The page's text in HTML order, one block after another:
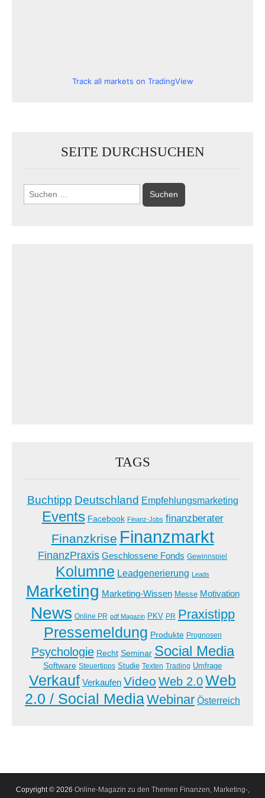
Track all markets on TradingView
SEITE DURCHSUCHEN
Suchen
nach:
TAGS
Buchtipp Deutschland Empfehlungsmarketing
Events Facebook Finanz-Jobs finanzberater
Finanzkrise Finanzmarkt
FinanzPraxis Geschlossene Fonds Gewinnspiel
Kolumne Leadgenerierung Leads
Marketing Marketing-Wissen Messe Motivation
News Online PR pdf Magazin PKV PR Praxistipp
Pressemeldung Produkte Prognosen
Psychologie Recht Seminar Social Media
Software Steuertipps Studie Texten Trading Umfrage
Verkauf Verkaufen Video Web 2.0Web
2.0 / Social MediaWebinar Österreich
Copyright © 2026 Online-Magazin zu den Themen Finanzen, Marketing-,